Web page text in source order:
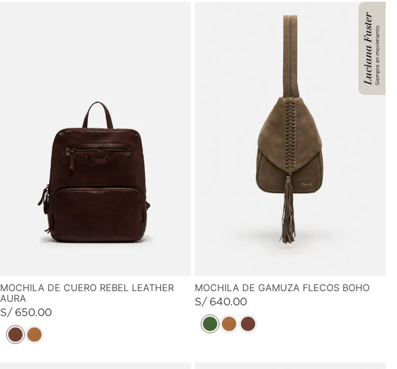
MOCHILA DE CUERO REBEL LEATHER
AURA
S/ 650.00
MOCHILA DE GAMUZA FLECOS BOHO
S/ 640.00